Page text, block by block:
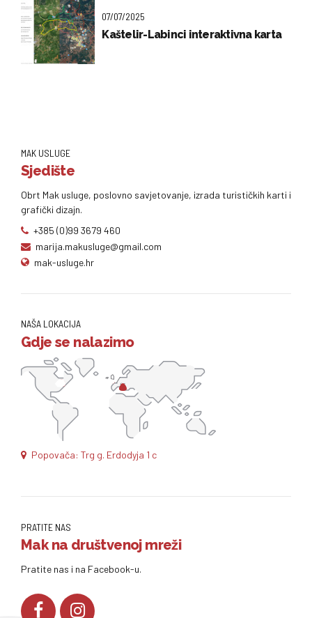
07/07/2025
Kaštelir-Labinci interaktivna karta
MAK USLUGE
Sjedište
Obrt Mak usluge, poslovno savjetovanje, izrada turističkih karti i
grafički dizajn.
+385 (0)99 3679 460
marija.makusluge@gmail.com
mak-usluge.hr
NAŠA LOKACIJA
Gdje se nalazimo
Popovača: Trg g. Erdodyja 1 c
PRATITE NAS
Mak na društvenoj mreži
Pratite nas i na Facebook-u.